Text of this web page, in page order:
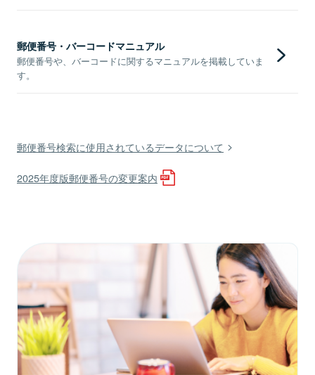
郵便番号・バーコードマニュアル
郵便番号や、バーコードに関するマニュアルを掲載していま
す。
郵便番号検索に使用されているデータについて
2025年度版郵便番号の変更案内